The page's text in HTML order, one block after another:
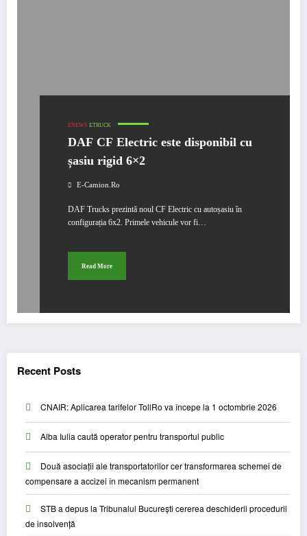
ENEWS ETRUCK
DAF CF Electric este disponibil cu
șasiu rigid 6×2
E-Camion.ro
DAF Trucks prezintă noul CF Electric cu autoșasiu în
configurația 6x2. Primele vehicule vor fi…
Read More
Recent Posts
CNAIR: Aplicarea tarifelor TollRo va începe la 1 octombrie 2026
Alba Iulia caută operator pentru transportul public
Două asociații ale transportatorilor cer transformarea schemei de
compensare a accizei în mecanism permanent
STB a depus la Tribunalul București cererea deschiderii procedurii
de insolvență